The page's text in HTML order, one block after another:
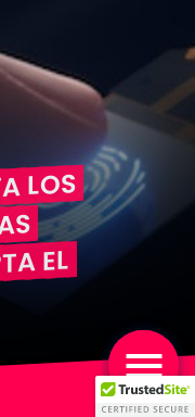
LOS
EL